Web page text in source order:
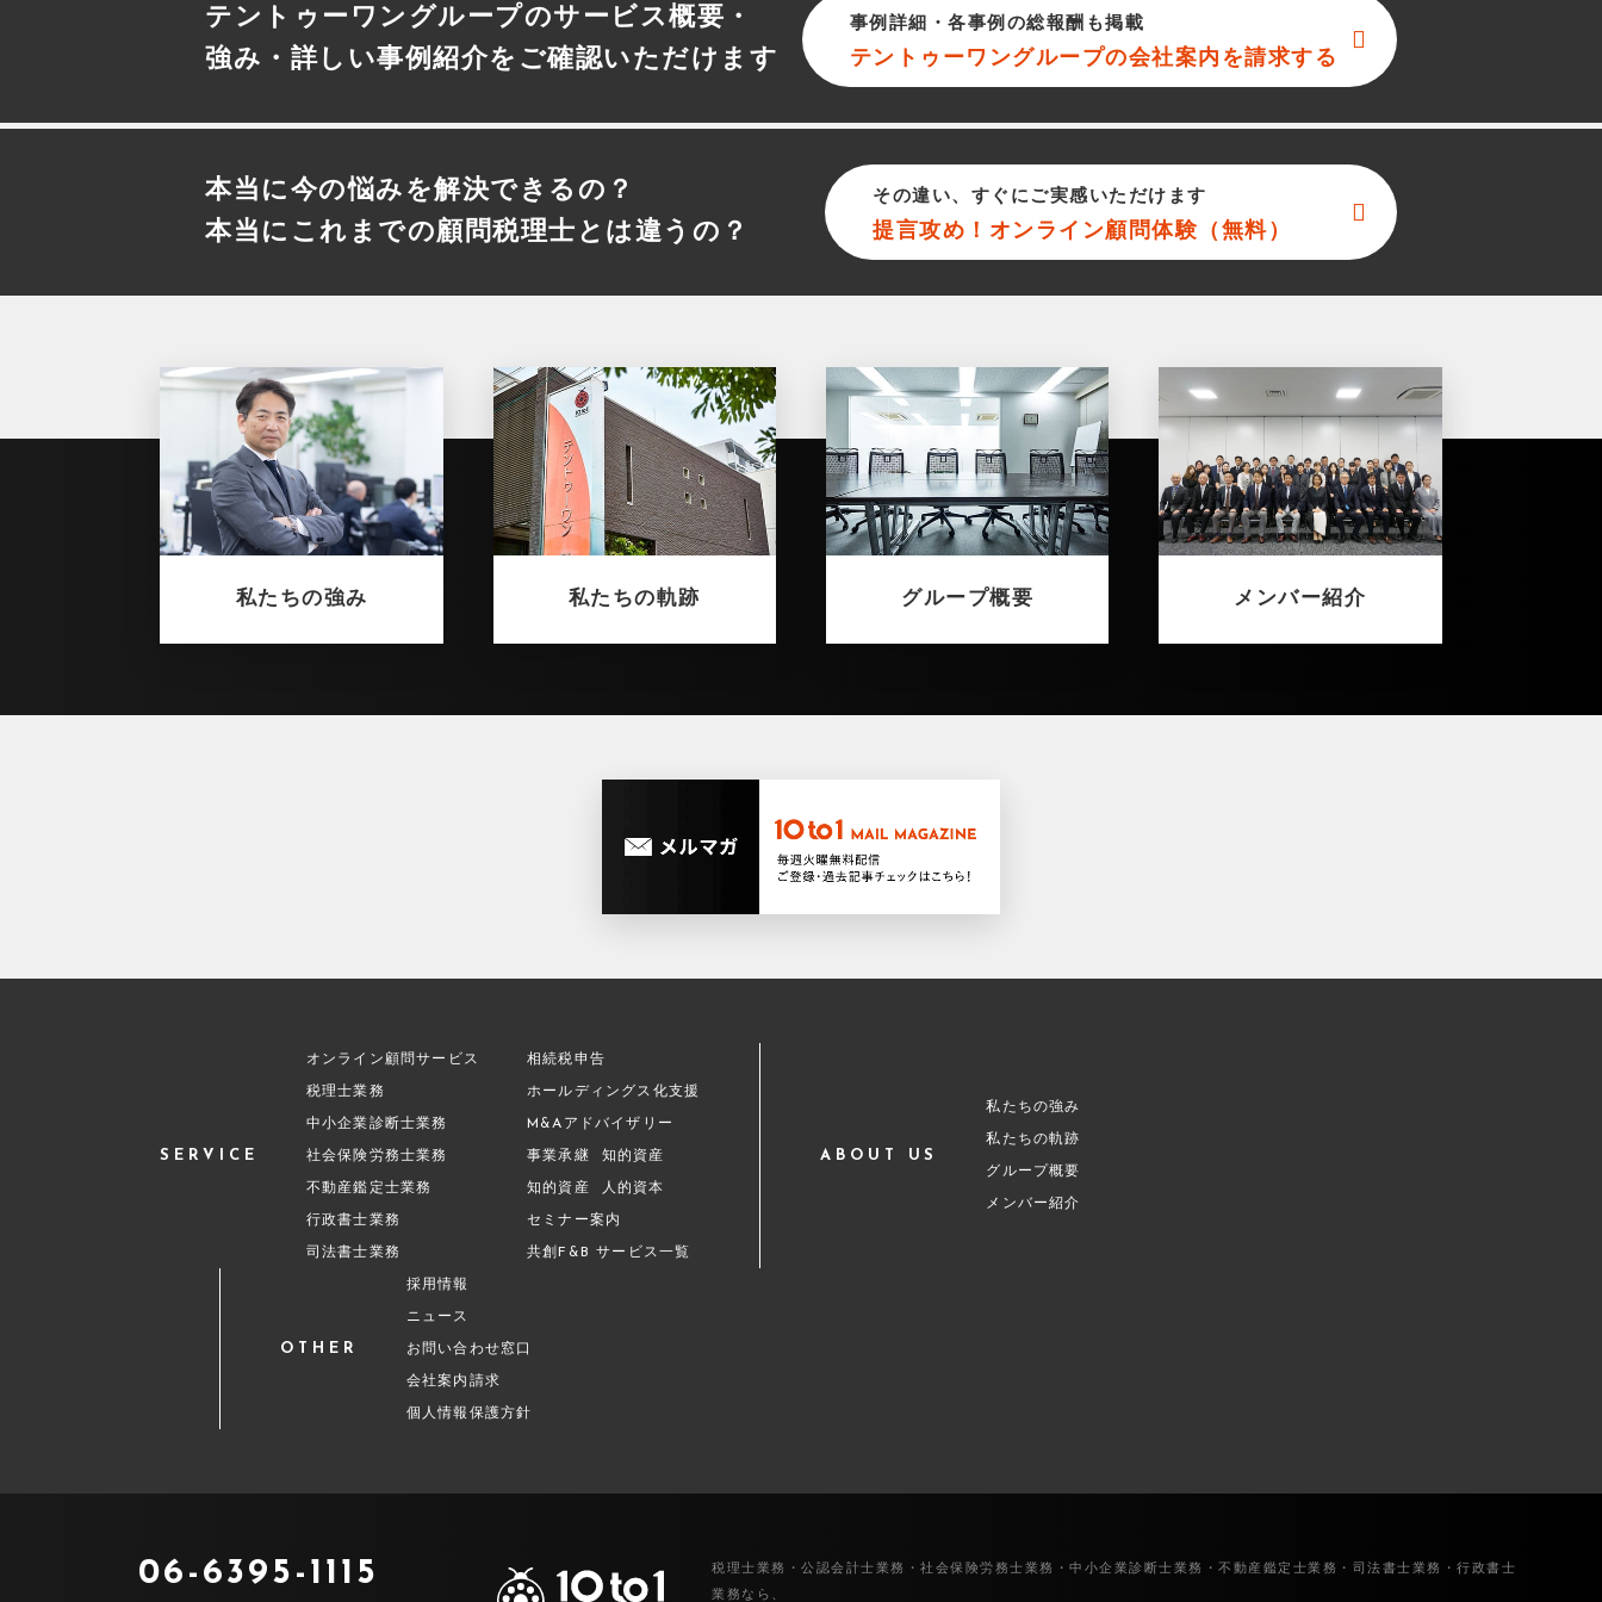
テントゥーワングループのサービス概要・
強み・詳しい事例紹介をご確認いただけます
事例詳細・各事例の総報酬も掲載
テントゥーワングループの会社案内を請求する
本当に今の悩みを解決できるの？
本当にこれまでの顧問税理士とは違うの？
その違い、すぐにご実感いただけます
提言攻め！オンライン顧問体験（無料）
私たちの強み 私たちの軌跡 グループ概要 メンバー紹介
SERVICE
オンライン顧問サービス
税理士業務
中小企業診断士業務
社会保険労務士業務
不動産鑑定士業務
行政書士業務
司法書士業務
相続税申告
ホールディングス化支援
M&Aアドバイザリー
事業承継 知的資産
知的資産 人的資本
セミナー案内
共創F&B サービス一覧
ABOUT US
私たちの強み
私たちの軌跡
グループ概要
メンバー紹介
OTHER
採用情報
ニュース
お問い合わせ窓口
会社案内請求
個人情報保護方針
06-6395-1115
税理士業務・公認会計士業務・社会保険労務士業務・中小企業診断士業務・不動産鑑定士業務・司法書士業務・行政書士
業務なら、